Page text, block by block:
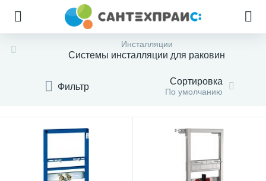
Инсталляции
Системы инсталляции для раковин
Фильтр Сортировка
По умолчанию